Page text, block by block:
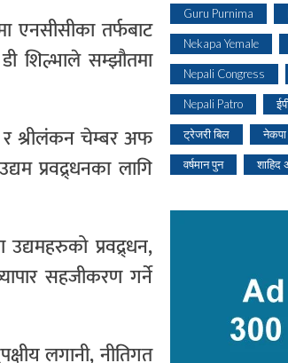
एनसीसीका तर्फबाट
शिल्भाले सम्झौतमा
र श्रीलंकन चेम्बर अफ
प्रवद्र्धनका लागि
प्रवद्र्धन,
सहजीकरण गर्ने
लगानी, नीतिगत
Guru Purnima
Nekapa Yemale
Nepali Congress
Nepali Patro
ट्रेजरी बिल नेकपा
वर्षमान पुन शाहिद